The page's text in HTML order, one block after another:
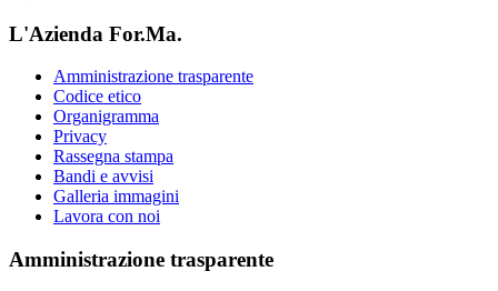
L'Azienda For.Ma.
Amministrazione trasparente
Codice etico
Organigramma
Privacy
Rassegna stampa
Bandi e avvisi
Galleria immagini
Lavora con noi
Amministrazione trasparente